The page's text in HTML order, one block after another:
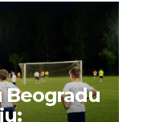
Beogradu